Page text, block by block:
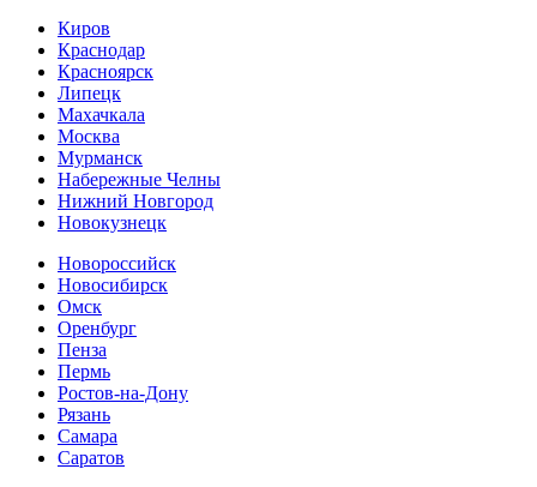
Киров
Краснодар
Красноярск
Липецк
Махачкала
Москва
Мурманск
Набережные Челны
Нижний Новгород
Новокузнецк
Новороссийск
Новосибирск
Омск
Оренбург
Пенза
Пермь
Ростов-на-Дону
Рязань
Самара
Cаратов